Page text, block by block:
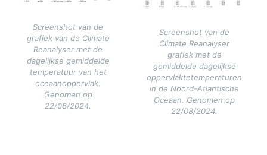
Screenshot van de
grafiek van de Climate
Reanalyser met de
dagelijkse gemiddelde
temperatuur van het
oceaanoppervlak.
Genomen op
22/08/2024.
Screenshot van de
Climate Reanalyser
grafiek met de
gemiddelde dagelijkse
oppervlaktetemperaturen
in de Noord-Atlantische
Oceaan. Genomen op
22/08/2024.